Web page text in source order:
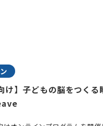
け】子どもの脳をつく